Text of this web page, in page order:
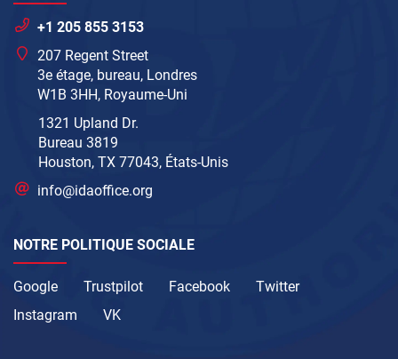
+1 205 855 3153
207 Regent Street
3e étage, bureau, Londres
W1B 3HH, Royaume-Uni
1321 Upland Dr.
Bureau 3819
Houston, TX 77043, États-Unis
info@idaoffice.org
NOTRE POLITIQUE SOCIALE
Google Trustpilot Facebook
Twitter
Instagram
VK